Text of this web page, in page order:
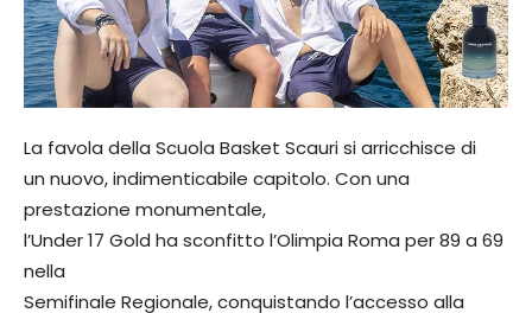
La favola della Scuola Basket Scauri si arricchisce di
un nuovo, indimenticabile capitolo. Con una
prestazione monumentale,
l’Under 17 Gold ha sconfitto l’Olimpia Roma per 89 a 69
nella
Semifinale Regionale, conquistando l’accesso alla